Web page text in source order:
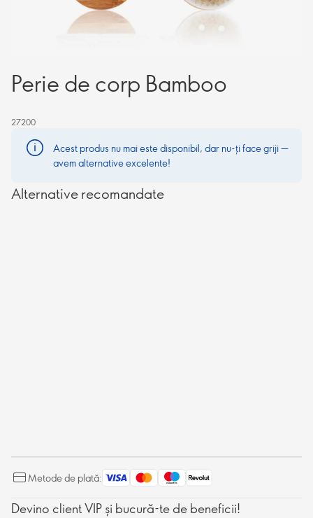
Perie de corp Bamboo
27200
Acest produs nu mai este disponibil, dar nu-ți face griji —
avem alternative excelente!
Alternative recomandate
Metode de plată:
Devino client VIP și bucură-te de beneficii!